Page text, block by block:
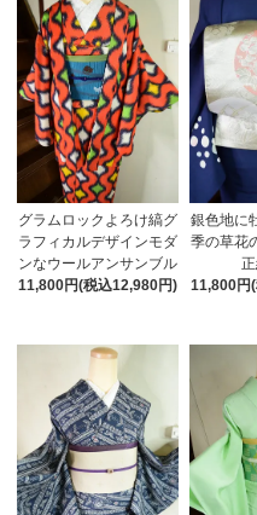
グラムロックよろけ縞グ
ラフィカルデザインモダ
ンなウールアンサンブル
11,800円(税込12,980円)
銀色地に
季の草花
11,800円